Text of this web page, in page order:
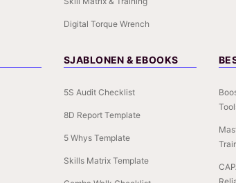
Digital Torque Wrench
SJABLONEN & EBOOKS
5S Audit Checklist
8D Report Template
5 Whys Template
Skills Matrix Template